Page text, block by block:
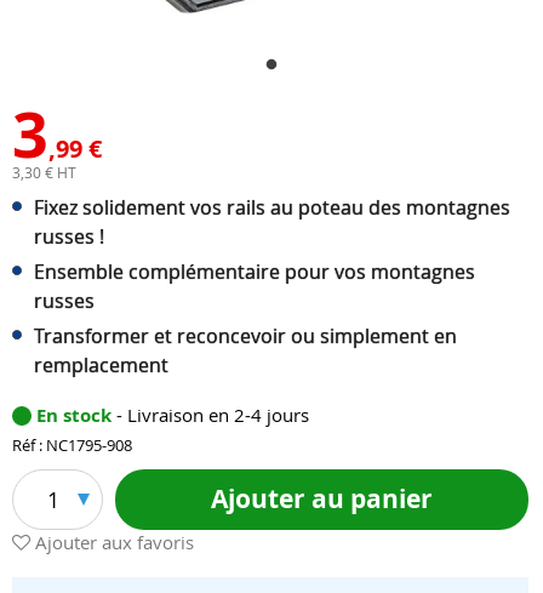
3,99 €
3,30 € HT
Fixez solidement vos rails au poteau des montagnes
russes !
Ensemble complémentaire pour vos montagnes
russes
Transformer et reconcevoir ou simplement en
remplacement
En stock - Livraison en 2-4 jours
Réf : NC1795-908
1 Ajouter au panier
Ajouter aux favoris